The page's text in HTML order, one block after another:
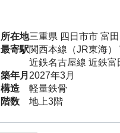
所在地三重県 四日市市 富田
最寄駅関西本線（JR東海）
近鉄名古屋線 近鉄富
築年月 2027年3月
構造
軽量鉄骨
階数
地上3階